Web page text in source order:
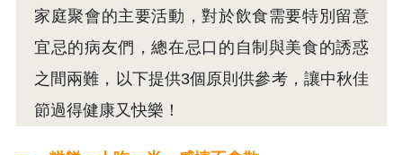
家庭聚會的主要活動，對於飲食需要特別留意
宜忌的病友們，總在忌口的自制與美食的誘惑
之間兩難，以下提供3個原則供參考，讓中秋佳
節過得健康又快樂！